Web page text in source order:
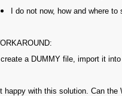
I do not now, how and where
create a DUMMY file, import it
happy with this solution. Can the